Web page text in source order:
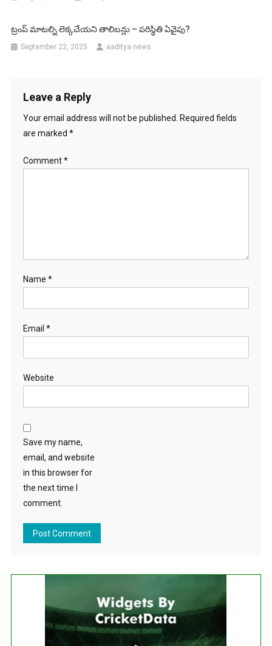
ట్రంప్ మాటల్ని లెక్కచేయని తాలిబన్లు – పరిస్థితి ఏవైపు?
September 22, 2025 aaditya news
Leave a Reply
Your email address will not be published.
Required fields
are marked *
Comment*
Name *
Email *
Website
Save my name,
email, and website
in this browser for
the next time I
comment.
No live matches found.